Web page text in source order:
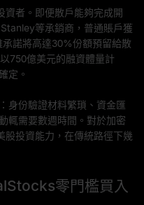
資者。即便散戶能夠完成開
等承銷商，普通賬戶獲
諾將高達30%份額預留給散
750億美元的融資體量計
定。
身份驗證材料繁瑣、資金匯
輒需要數週時間。對於加密
股投資能力，在傳統路徑下幾
零門檻買入